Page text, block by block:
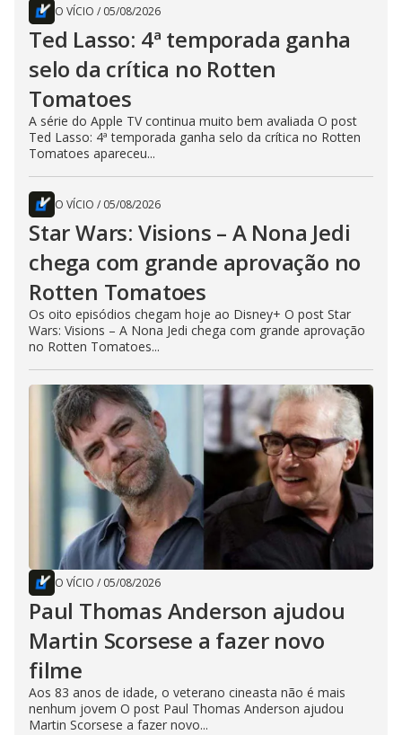
O VÍCIO / 05/08/2026
Ted Lasso: 4ª temporada ganha
selo da crítica no Rotten
Tomatoes
A série do Apple TV continua muito bem avaliada O post
Ted Lasso: 4ª temporada ganha selo da crítica no Rotten
Tomatoes apareceu...
O VÍCIO / 05/08/2026
Star Wars: Visions – A Nona Jedi
chega com grande aprovação no
Rotten Tomatoes
Os oito episódios chegam hoje ao Disney+ O post Star
Wars: Visions – A Nona Jedi chega com grande aprovação
no Rotten Tomatoes...
O VÍCIO / 05/08/2026
Paul Thomas Anderson ajudou
Martin Scorsese a fazer novo
filme
Aos 83 anos de idade, o veterano cineasta não é mais
nenhum jovem O post Paul Thomas Anderson ajudou
Martin Scorsese a fazer novo...